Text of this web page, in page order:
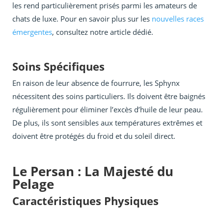
les rend particulièrement prisés parmi les amateurs de
chats de luxe. Pour en savoir plus sur les nouvelles races
émergentes, consultez notre article dédié.
Soins Spécifiques
En raison de leur absence de fourrure, les Sphynx
nécessitent des soins particuliers. Ils doivent être baignés
régulièrement pour éliminer l’excès d’huile de leur peau.
De plus, ils sont sensibles aux températures extrêmes et
doivent être protégés du froid et du soleil direct.
Le Persan : La Majesté du
Pelage
Caractéristiques Physiques